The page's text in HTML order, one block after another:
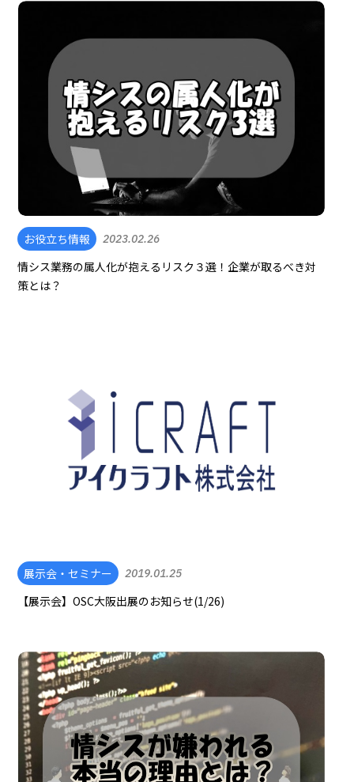
お役立ち情報 2023.02.26
情シス業務の属人化が抱えるリスク３選！企業が取るべき対
策とは？
展示会・セミナー 2019.01.25
【展示会】OSC大阪出展のお知らせ(1/26)